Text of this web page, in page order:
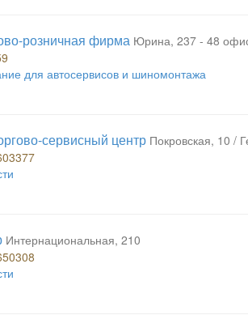
розничная фирма Юрина, 237 - 48
для автосервисов и шиномонтажа
сервисный центр Покровская, 10 /
Интернациональная, 210